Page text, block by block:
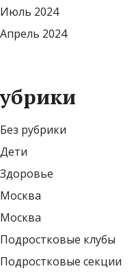
Июль 2024
Апрель 2024
Без рубрики
Дети
Здоровье
Москва
Москва
Подростковые клубы
Подростковые секции